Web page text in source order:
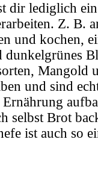
dir lediglich
Z. B.
und kochen,
Mangold
und sind
selbst Brot
ist auch so